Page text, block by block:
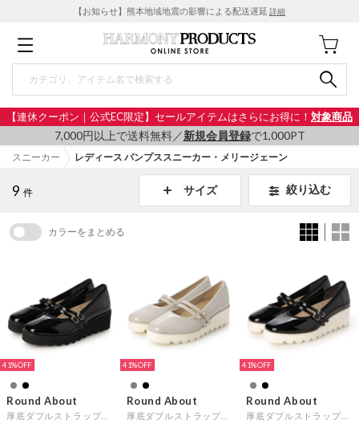
【お知らせ】熊本地域地震の影響による配送遅延 詳細
【連休クーポン｜公式EC限定】セールアイテムはさらにお得に！ 対象商品
7,000円以上で送料無料／新規会員登録で1,000PT
スニーカー レディース パンプススニーカー・メリージェーン
9 件 サイズ 絞り込む
カラーをまとめる
41%
Round About
41%
Round About
41%
Round About